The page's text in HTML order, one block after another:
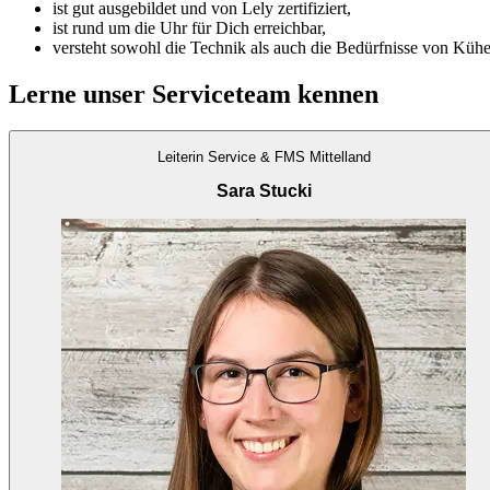
ist gut ausgebildet und von Lely zertifiziert,
ist rund um die Uhr für Dich erreichbar,
versteht sowohl die Technik als auch die Bedürfnisse von
Lerne unser Serviceteam kennen
Leiterin Service & FMS Mittelland
Sara Stucki